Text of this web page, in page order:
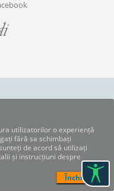
utilizatorilor o experiență
fără sa schimbați
de acord să utilizați
și instrucțiuni despre